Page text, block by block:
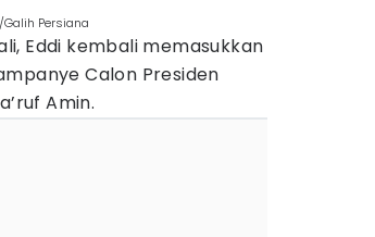
Persiana
Eddi kembali memasukkan
Calon Presiden
Amin.